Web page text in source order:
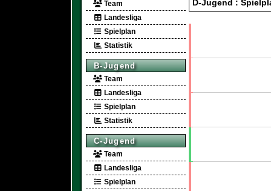
Team
Landesliga
Spielplan
Statistik
B-Jugend
Team
Landesliga
Spielplan
Statistik
C-Jugend
Team
Landesliga
Spielplan
D-Jugend :